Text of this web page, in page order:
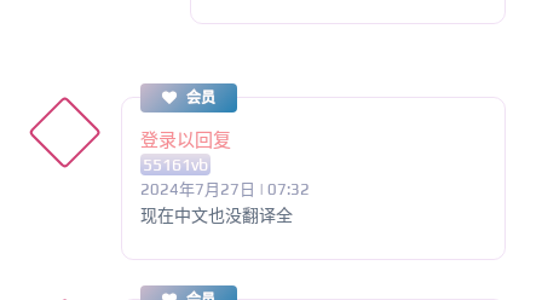
会员
登录以回复
55161vb
2024年7月27日 | 07:32
现在中文也没翻译全